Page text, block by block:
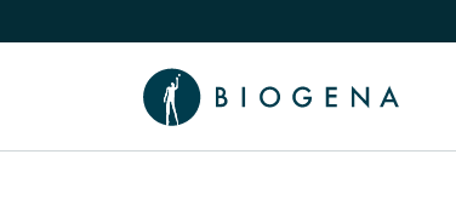
Wissen umschalten